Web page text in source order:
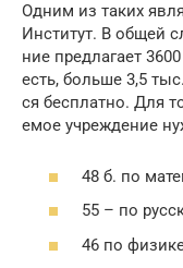
Одним из таких
Инсти­тут. В общей
ние пред­ла­га­ет
есть, боль­ше 3,5
ся бес­плат­но. Для
е­мое учре­жде­ние
48 б. по
55 – по
46 по